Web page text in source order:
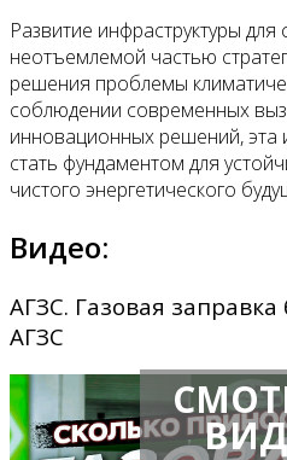
Развитие инфраструктуры
неотъемлемой частью
решения проблемы
соблюдении современных
инновационных решений, эта
стать фундаментом для
чистого энергетического
Видео:
АГЗС. Газовая
АГЗС